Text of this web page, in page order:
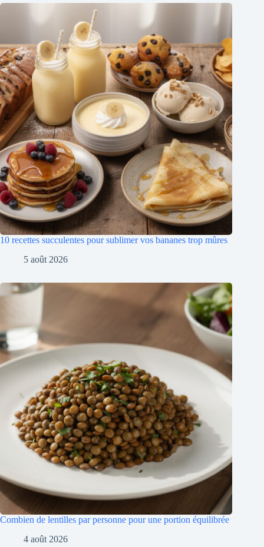
10 recettes succulentes pour sublimer vos bananes trop mûres
5 août 2026
Combien de lentilles par personne pour une portion équilibrée
4 août 2026